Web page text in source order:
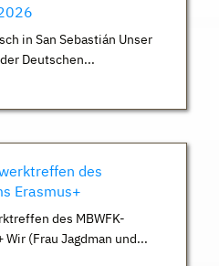
in San Sebastián Unser
Deutschen...
des
Erasmus+
des MBWFK-
(Frau Jagdman und...